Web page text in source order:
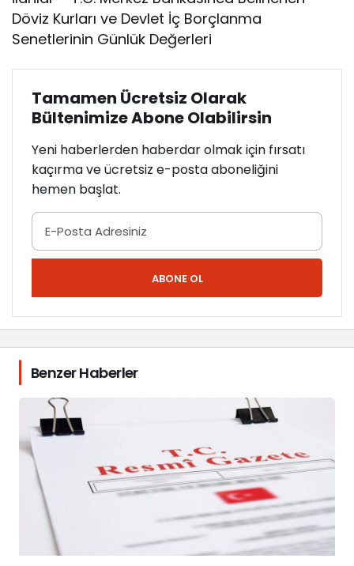
Döviz Kurları ve Devlet İç Borçlanma
Senetlerinin Günlük Değerleri
Tamamen Ücretsiz Olarak
Bültenimize Abone Olabilirsin
Yeni haberlerden haberdar olmak için fırsatı
kaçırma ve ücretsiz e-posta aboneliğini
hemen başlat.
ABONE OL
Benzer Haberler